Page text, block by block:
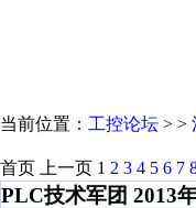
当前位置： 工控论坛 > >
首页 上一页 1 2 3 4 5 6 7
PLC技术军团 2013